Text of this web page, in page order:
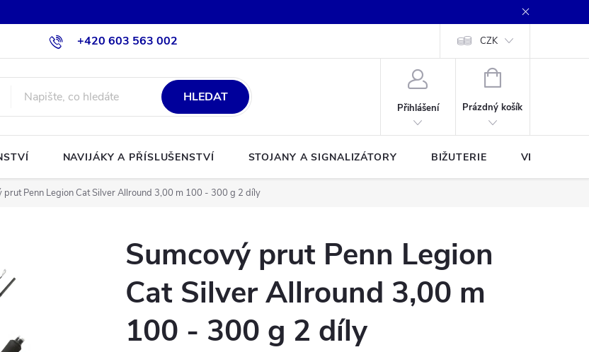
+420 603 563 002 CZK
HLEDAT
Přihlášení
NÁKUPNÍ
Prázdný košík
NAVIJÁKY A PŘÍSLUŠENSTVÍ STOJANY A SIGNALIZÁTORY BIŽUTERIE VLASCE A
prut Penn Legion Cat Silver Allround 3,00 m 100 - 300 g 2 díly
Sumcový prut Penn Legion
Cat Silver Allround 3,00 m
100 - 300 g 2 díly